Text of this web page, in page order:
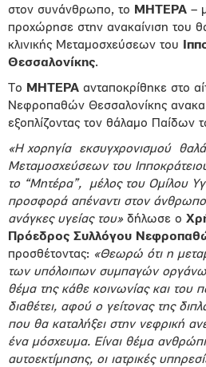
στον συνάνθρωπο, το ΜΗΤΕΡΑ –
προχώρησε στην ανακαίνιση του
κλινικής Μεταμοσχεύσεων του
Θεσσαλονίκης.
Το ΜΗΤΕΡΑ ανταποκρίθηκε στο
Νεφροπαθών Θεσσαλονίκης
εξοπλίζοντας τον θάλαμο Παίδων
«Η χορηγία εκσυγχρονισμού
Μεταμοσχεύσεων του
το “Μητέρα”, μέλος του Ομίλου
προσφορά απέναντι στον άνθρωπο
ανάγκες υγείας του» δήλωσε ο
Πρόεδρος Συλλόγου
προσθέτοντας: «Θεωρώ ότι η
των υπόλοιπων συμπαγών
θέμα της κάθε κοινωνίας και του
διαθέτει, αφού ο γείτονας της
που θα καταλήξει στην νεφρική
ένα μόσχευμα. Είναι θέμα
αυτοεκτίμησης, οι ιατρικές